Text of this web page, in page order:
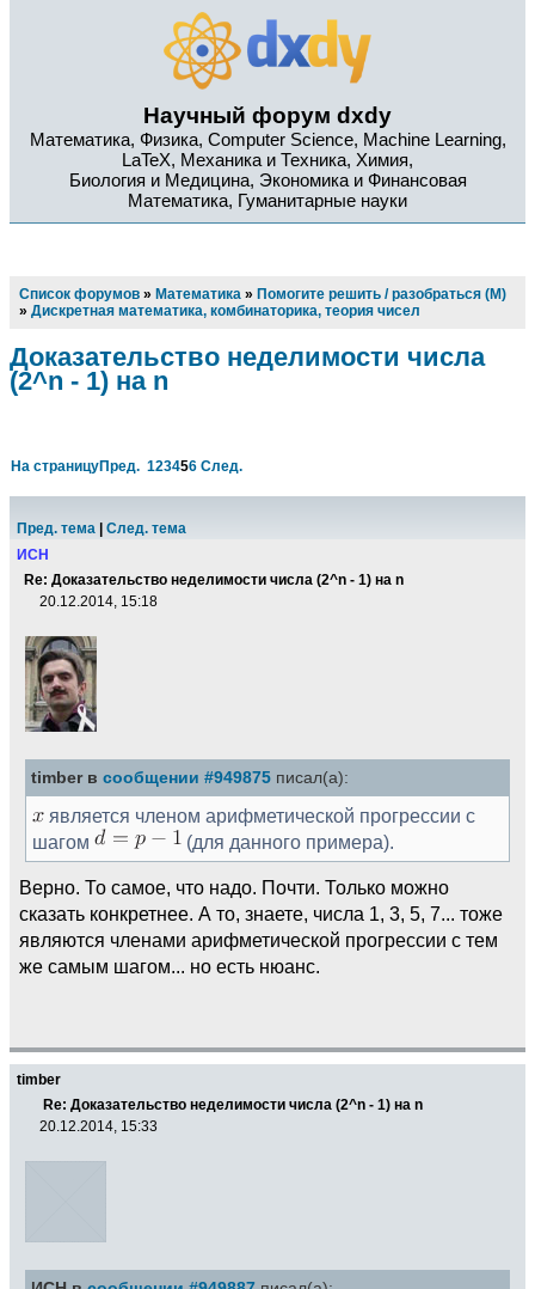
Научный форум dxdy
Математика, Физика, Computer Science, Machine Learning,
LaTeX, Механика и Техника, Химия,
Биология и Медицина, Экономика и Финансовая
Математика, Гуманитарные науки
Список форумов » Математика » Помогите решить / разобраться (М)
» Дискретная математика, комбинаторика, теория чисел
Доказательство неделимости числа
(2^n - 1) на n
На страницуПред. 123456 След.
Пред. тема
След. тема
ИСН
Re: Доказательство неделимости числа (2^n - 1) на n
20.12.2014, 15:18
timber в сообщении #949875 писал(а):
является членом арифметической прогрессии с
шагом
(для данного примера).
Верно. То самое, что надо. Почти. Только можно
сказать конкретнее. А то, знаете, числа 1, 3, 5, 7... тоже
являются членами арифметической прогрессии с тем
же самым шагом... но есть нюанс.
timber
Re: Доказательство неделимости числа (2^n - 1) на n
20.12.2014, 15:33